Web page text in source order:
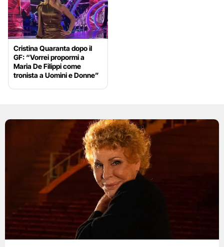
Cristina Quaranta dopo il
GF: “Vorrei propormi a
Maria De Filippi come
tronista a Uomini e Donne”